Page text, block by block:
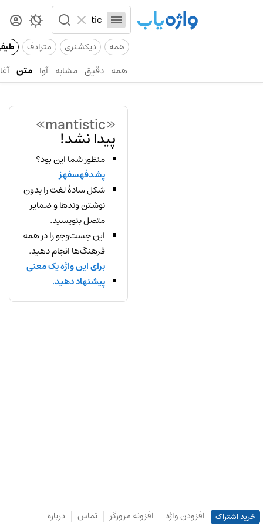
همه دیکشنری مترادف
همه دقیق مشابه آوا متن
«mantistic»
پیدا نشد!
منظور شما این بود؟
پشدفهسفهز
شکل سادهٔ لغت را بدون
نوشتن وندها و ضمایر
متصل بنویسید.
این جست‌وجو را در همه
فرهنگ‌ها انجام دهید.
برای این واژه یک معنی
پیشنهاد دهید.
خرید اشتراک افزودن واژه افزونه مرورگر تماس درباره